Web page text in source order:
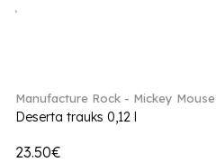
Manufacture Rock - Mickey Mouse
Deserta trauks 0,12 l
23.50€